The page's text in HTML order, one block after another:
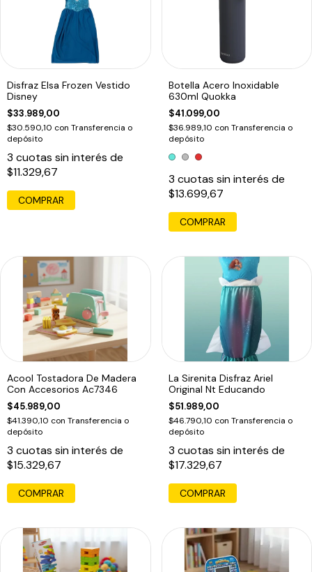
Disfraz Elsa Frozen Vestido
Disney
$33.989,00
$30.590,10 con Transferencia o
depósito
3 cuotas sin interés de
$11.329,67
COMPRAR
Botella Acero Inoxidable
630ml Quokka
$41.099,00
$36.989,10 con Transferencia o
depósito
3 cuotas sin interés de
$13.699,67
COMPRAR
Acool Tostadora De Madera
Con Accesorios Ac7346
$45.989,00
$41.390,10 con Transferencia o
depósito
3 cuotas sin interés de
$15.329,67
COMPRAR
La Sirenita Disfraz Ariel
Original Nt Educando
$51.989,00
$46.790,10 con Transferencia o
depósito
3 cuotas sin interés de
$17.329,67
COMPRAR